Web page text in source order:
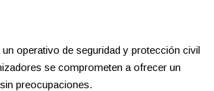
operativo de seguridad y protección civil
se comprometen a ofrecer un
preocupaciones.